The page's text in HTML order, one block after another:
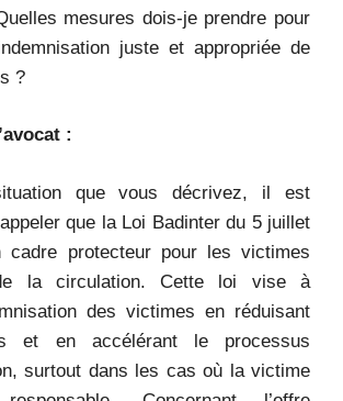
mesures dois-je prendre pour
juste et appropriée de
?
:
que vous décrivez, il est
que la Loi Badinter du 5 juillet
cadre protecteur pour les victimes
de la circulation. Cette loi vise à
des victimes en réduisant
et en accélérant le processus
surtout dans les cas où la victime